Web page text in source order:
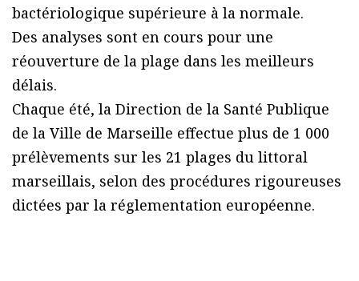
bactériologique supérieure à la normale.
Des analyses sont en cours pour une
réouverture de la plage dans les meilleurs
délais.
Chaque été, la Direction de la Santé Publique
de la Ville de Marseille effectue plus de 1 000
prélèvements sur les 21 plages du littoral
marseillais, selon des procédures rigoureuses
dictées par la réglementation européenne.